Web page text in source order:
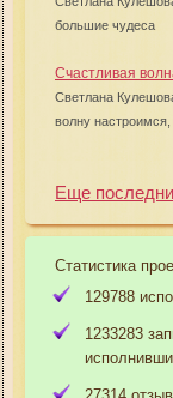
большие чудеса
Счастливая
Светлана
волну
Еще
Статистика
129788
1233283
27314